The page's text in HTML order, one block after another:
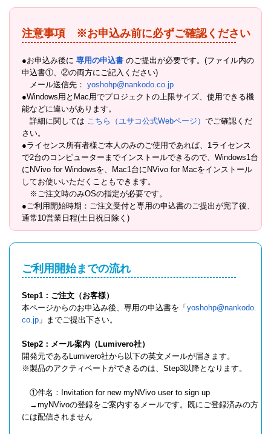
注意事項 ※お申込み前に必ずご確認ください
●お申込み後に 専用の申込書 のご提出が必要です。(ファイル内の
申込書①、②の両方にご記入ください)
メール送信先： yoshohp@nankodo.co.jp
●Windows用とMac用でプロジェクトの上限サイズ、使用できる機
能などに違いがあります。
詳細に関しては こちら（ユサコ公式Webページ） でご確認くだ
さい。
●ライセンス所有者様ご本人のみのご使用であれば、1ライセンス
で2台のコンピューターまでインストールできるので、Windows1台
にNVivo for Windowsを、Mac1台にNVivo for Macをインストール
してお使いいただくこともできます。
※ご注文時のみOSの指定が必要です。
●ご利用開始時期：ご注文受付と専用の申込書のご提出が完了後、
通常10営業日程(土日祝日除く)
ご利用開始までの流れ
Step1：ご注文（お客様）
本ページからのお申込み後、専用の申込書を「 yoshohp@nankodo.
co.jp 」までご提出下さい。
Step2：メール案内（Lumivero社）
開発元であるLumivero社から以下の英文メールが届きます。
※製品のアクティベートができるのは、Step3以降となります。
①件名：Invitation for new myNVivo user to sign up
→myNVivoの登録をご案内するメールです。既にご登録済みの方
には配信されません